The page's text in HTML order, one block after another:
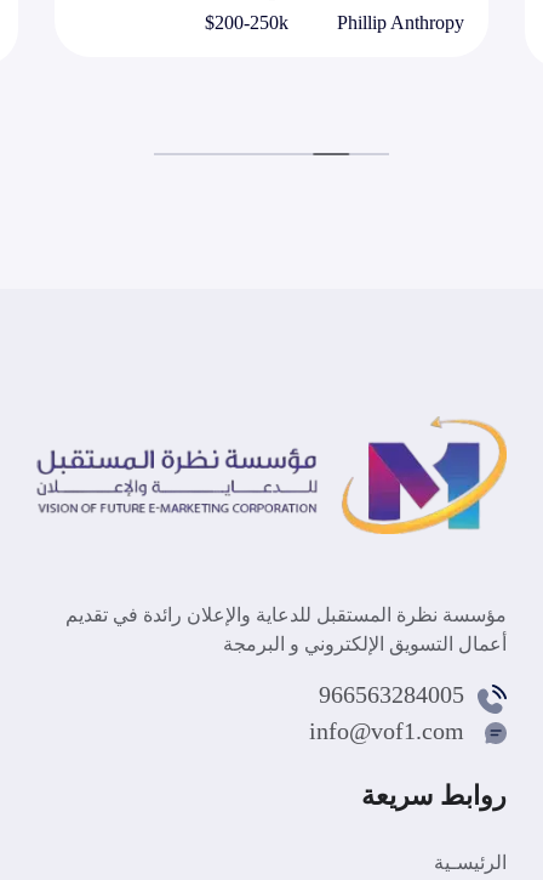
Phillip Anthropy
$200-250k
مؤسسة نظرة المستقبل للدعاية والإعلان رائدة في تقديم
أعمال التسويق الإلكتروني و البرمجة
966563284005
info@vof1.com
روابط سريعة
الرئيسـية